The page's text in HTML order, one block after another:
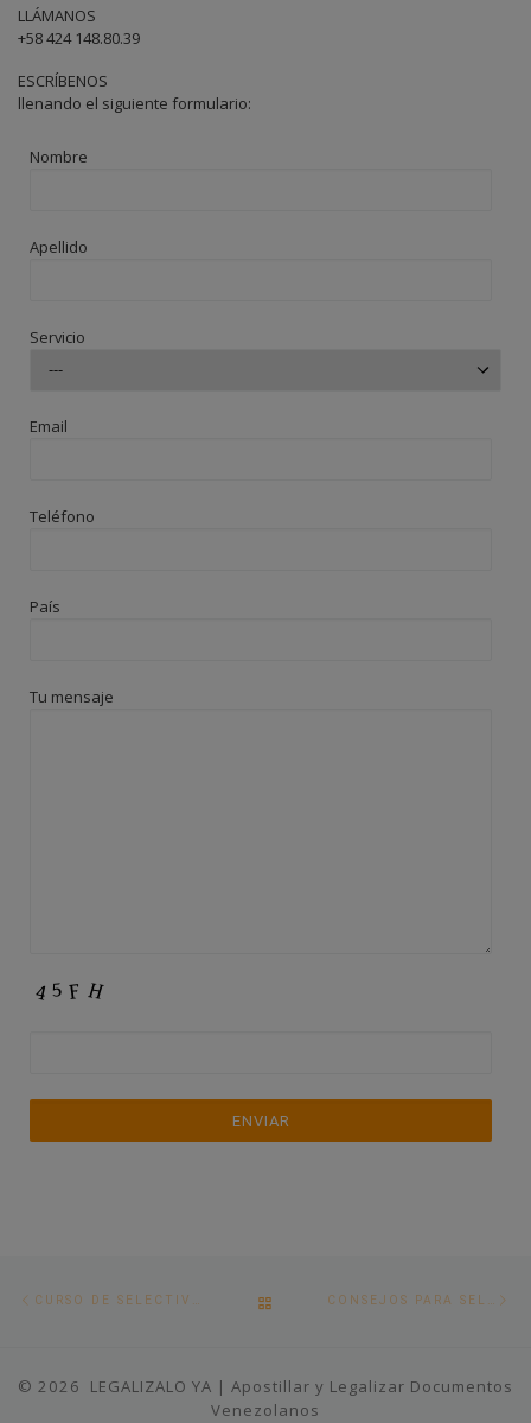
LLÁMANOS
+58 424 148.80.39
ESCRÍBENOS
llenando el siguiente formulario:
Nombre
Apellido
Servicio
Email
Teléfono
País
Tu mensaje
Post
Previous
CURSO DE SELECTIVIDAD UNED
POST
CONSEJOS PARA SELECTIVIDAD EN 2021
© 2026 LEGALIZALO YA | Apostillar y Legalizar Documentos
Venezolanos